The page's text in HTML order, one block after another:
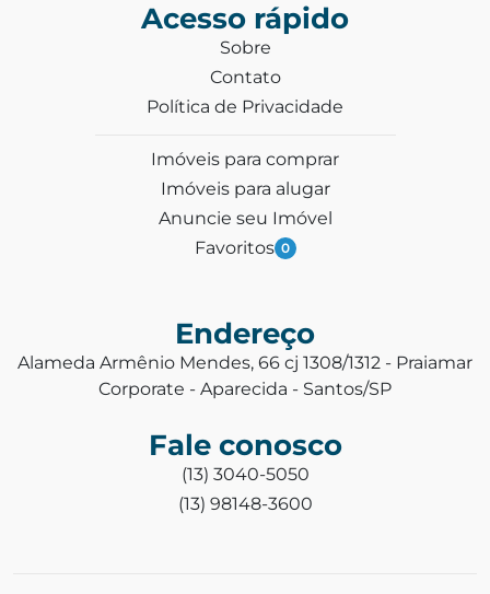
Acesso rápido
Sobre
Contato
Política de Privacidade
Imóveis para comprar
Imóveis para alugar
Anuncie seu Imóvel
Favoritos 0
Endereço
Alameda Armênio Mendes, 66 cj 1308/1312 - Praiamar
Corporate - Aparecida - Santos/SP
Fale conosco
(13) 3040-5050
(13) 98148-3600